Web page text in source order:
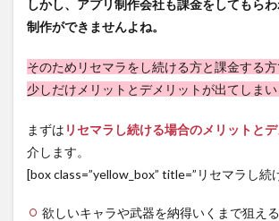
しかし、アプリ制作会社も課金をしてもら
制作ができませんよね。
そのためリセマラをし続ける方と課金する
少しだけメリットとデメリットが出てしまい
まずは リセマラし続ける場合のメリットと
介します。
[box class=”yellow_box” title=”リセマラし続
欲しいキャラや武器を納得いくまで狙える